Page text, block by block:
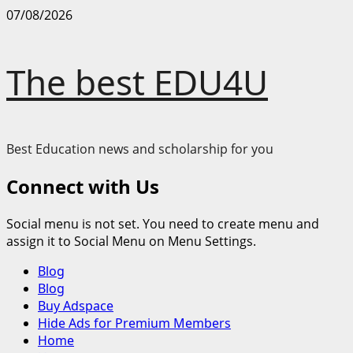
Skip
07/08/2026
The best EDU4U
Best Education news and scholarship for you
Connect with Us
Social menu is not set. You need to create menu and
assign it to Social Menu on Menu Settings.
Primary
Menu
Blog
Blog
Buy Adspace
Hide Ads for Premium Members
Home